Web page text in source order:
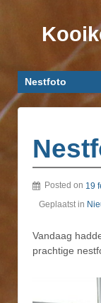
Nestfoto
Posted on 19
Geplaatst in
Vandaag
prachtige